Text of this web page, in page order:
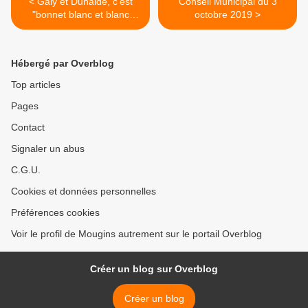
"bonnet blanc et blanc
bonnet"
octobre 2019 >
Hébergé par Overblog
Top articles
Pages
Contact
Signaler un abus
C.G.U.
Cookies et données personnelles
Préférences cookies
Voir le profil de Mougins autrement sur le portail Overblog
Créer un blog sur Overblog
Créer un blog